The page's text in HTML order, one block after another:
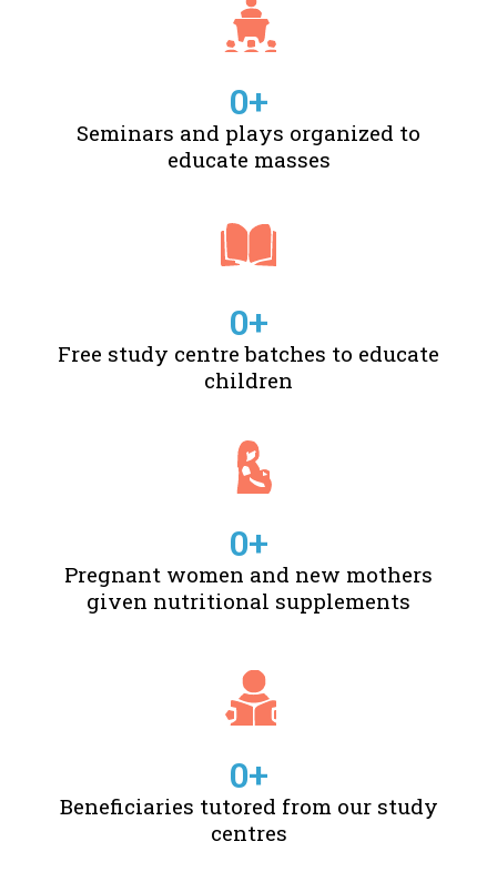
Seminars and plays organized to
educate masses
0+
Free study centre batches to educate
children
0+
Pregnant women and new mothers
given nutritional supplements
0+
Beneficiaries tutored from our study
centres
0+